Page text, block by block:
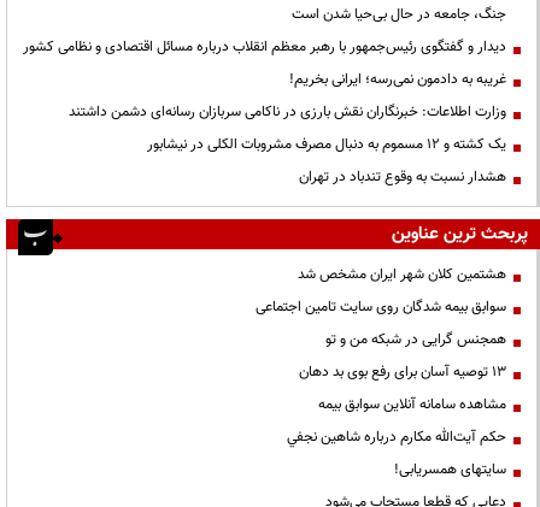
جنگ، جامعه در حال بی‌حیا شدن است
دیدار و گفتگوی رئیس‌جمهور با رهبر معظم انقلاب درباره مسائل اقتصادی و نظامی کشور
غریبه به دادمون نمی‌رسه؛ ایرانی بخریم!
وزارت اطلاعات: خبرنگاران نقش بارزی در ناکامی سربازان رسانه‌ای دشمن داشتند
یک کشته و ۱۲ مسموم به دنبال مصرف مشروبات الکلی در نیشابور
هشدار نسبت به وقوع تندباد در تهران
پربحث ترین عناوین
هشتمین کلان شهر ایران مشخص شد
سوابق بیمه شدگان روی سایت تامین اجتماعی
همجنس گرایی در شبکه من و تو
13 توصیه آسان برای رفع بوی بد دهان
مشاهده سامانه آنلاين سوابق بیمه
حكم آيت‌الله مكارم درباره شاهين نجفي
سایتهای همسریابی!
دعايي كه قطعا مستجاب مي‌شود